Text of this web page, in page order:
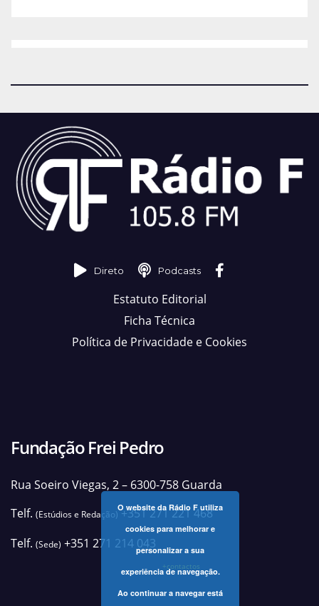
Direto Podcasts
Estatuto Editorial
Ficha Técnica
Política de Privacidade e Cookies
Fundação Frei Pedro
Rua Soeiro Viegas, 2 – 6300-758 Guarda
Telf. (Estúdios e Redação)+351 271 221 468
Telf. (Sede) +351 271 214 043
+contactos
O website da Rádio F utiliza
cookies para melhorar e
personalizar a sua
experiência de navegação.
Ao continuar a navegar está